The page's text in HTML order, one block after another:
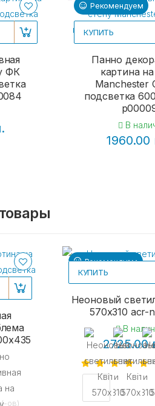
ФК
Рекомендуем
КУПИТЬ
Панно
картина
Manchester
подсветка
В
1960.00
ов)
Рекомендуем
КУПИТЬ
Неоновый
570х310 acr-
В
2725.00